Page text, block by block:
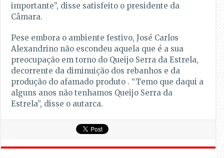
importante”, disse satisfeito o presidente da
Câmara.
Pese embora o ambiente festivo, José Carlos
Alexandrino não escondeu aquela que é a sua
preocupação em torno do Queijo Serra da Estrela,
decorrente da diminuição dos rebanhos e da
produção do afamado produto . “Temo que daqui a
alguns anos não tenhamos Queijo Serra da
Estrela”, disse o autarca.